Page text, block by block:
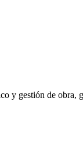
y gestión de